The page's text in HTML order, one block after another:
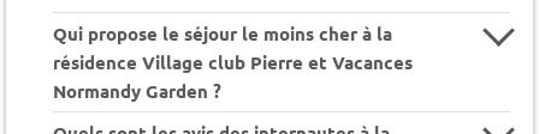
Qui propose le séjour le moins cher à la
résidence Village club Pierre et Vacances
Normandy Garden ?